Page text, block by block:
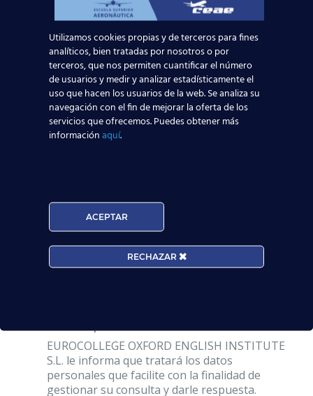
Solicita información
Nombre*
Teléfono*
EUROCOLLEGE OXFORD ENGLISH INSTITUTE
S.L. le informa que tratará los datos
personales que facilite con la finalidad de
gestionar su consulta y darle respuesta.
Utilizamos cookies propias y de terceros para fines
analíticos, bien tratadas por nosotros o por
terceros, que nos permiten cuantificar el número
de usuarios y medir y analizar estadísticamente el
uso que hacen los usuarios de la web. Se analiza su
navegación con el fin de mejorar la oferta de los
servicios que ofrecemos. Puedes obtener más
informaciónaquí.
ACEPTAR
RECHAZAR